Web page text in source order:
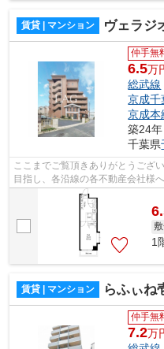
賃貸 | マンション ヴェラジ
仲手無
6.5万
総武線
京成千
京成本
築24
千葉県
ここまでご覧頂きありがとうござ
目指し、各沿線の各不動産会社様
様へ提供しております！最新の情報
1
賃貸 | マンション らふぃね
仲手無
7.2万